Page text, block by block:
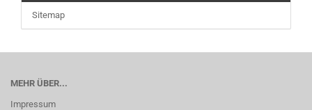
Sitemap
MEHR ÜBER...
Impressum